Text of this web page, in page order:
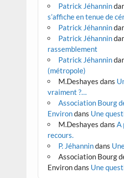
Patrick Jéhannin
s’affiche en tenue de
Patrick Jéhannin
Patrick Jéhannin
rassemblement
Patrick Jéhannin
(métropole)
M.Deshayes dans
vraiment ?…
Association Bourg
Environdans Une
M.Deshayes dans A
recours.
P. Jéhannindans
Association Bourg
Environdans Une